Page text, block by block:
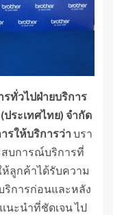
ทั่วไปฝ่ายบริการ
ระเทศไทย) จำกัด
รให้บริการว่า บรา
บการณ์บริการที่
ลูกค้าได้รับความ
ริการก่อนและหลัง
นะนำที่ชัดเจน ไป